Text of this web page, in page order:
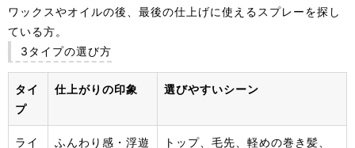
ワックスやオイルの後、最後の仕上げに使えるスプレーを探し
ている方。
3タイプの選び方
タイ
プ
仕上がりの印象 選びやすいシーン
ライ ふんわり感・浮遊 トップ、毛先、軽めの巻き髪、